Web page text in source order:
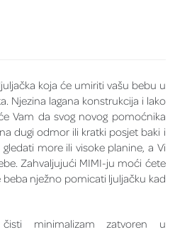
koja će umiriti vašu bebu u
Njezina lagana konstrukcija i lako
Vam da svog novog pomoćnika
dugi odmor ili kratki posjet baki i
more ili visoke planine, a Vi
Zahvaljujući MIMI-ju moći ćete
beba nježno pomicati ljuljačku kad
minimalizam zatvoren u